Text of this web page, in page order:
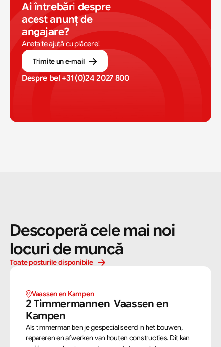
Ai întrebări despre
acest anunț de
angajare?
Aneta te ajută cu plăcere!
Trimite un e-mail
Despre bel +31 (0)24 2027 800
Descoperă cele mai noi
locuri de muncă
Toate posturile disponibile
Vaassen en Kampen
2 Timmermannen  Vaassen en
Kampen
Als timmerman ben je gespecialiseerd in het bouwen,
repareren en afwerken van houten constructies. Dit kan